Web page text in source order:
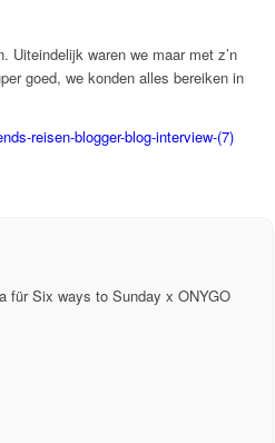
Uiteindelijk waren we maar met z’n
goed, we konden alles bereiken in